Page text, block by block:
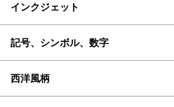
インクジェット
記号、シンボル、数字
西洋風柄